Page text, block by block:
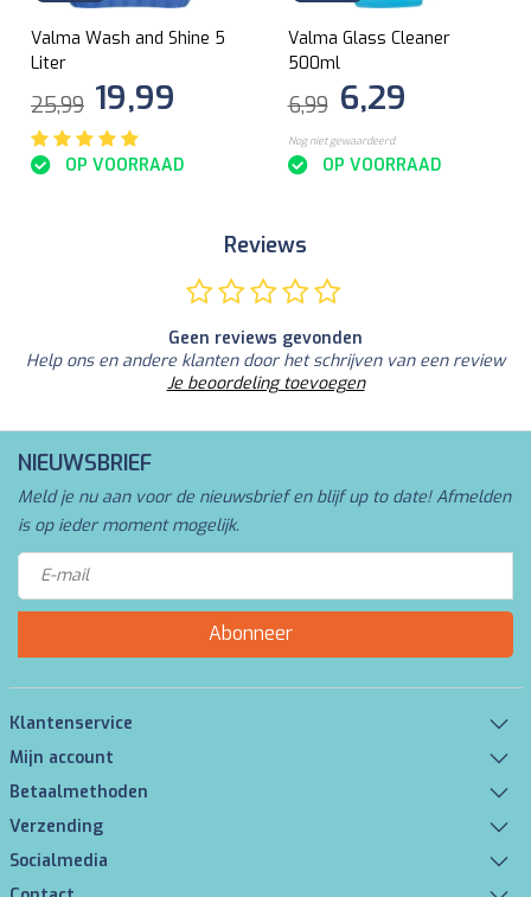
Valma Wash and Shine 5
Liter
25,99 19,99
OP VOORRAAD
Valma Glass Cleaner
500ml
6,99 6,29
Nog niet gewaardeerd
OP VOORRAAD
Reviews
Geen reviews gevonden
Help ons en andere klanten door het schrijven van een review
Je beoordeling toevoegen
NIEUWSBRIEF
Meld je nu aan voor de nieuwsbrief en blijf up to date! Afmelden
is op ieder moment mogelijk.
Abonneer
Klantenservice
Mijn account
Betaalmethoden
Verzending
Socialmedia